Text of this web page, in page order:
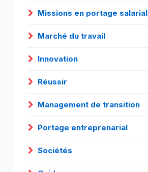
Missions en portage salarial
Marché du travail
Innovation
Réussir
Management de transition
Portage entreprenarial
Sociétés